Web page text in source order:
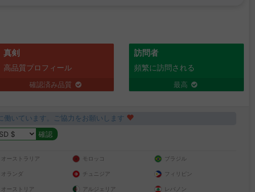
真剣
高品質プロフィール
確認済み品質
訪問者
頻繁に訪問される
最高
いています。ご協力をお願いします
オーストラリア
オランダ
オーストリア
モロッコ
チュニジア
アルジェリア
ブラジル
フィリピン
レバノン